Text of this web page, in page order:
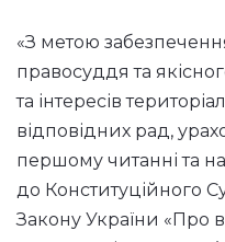
«З метою
правосуддя та
та інтересів
відповідних рад,
першому читанні та
до Конституційного
Закону України «Про